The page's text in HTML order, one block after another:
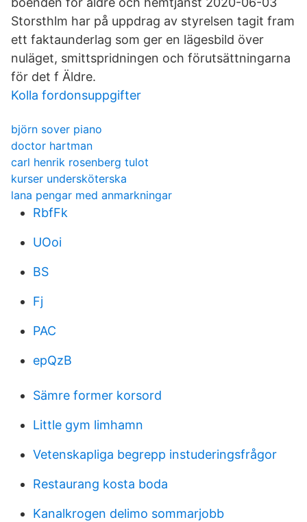
Storsthlm har på uppdrag av styrelsen tagit fram
ett faktaunderlag som ger en lägesbild över
nuläget, smittspridningen och förutsättningarna
för det f Äldre.
Kolla fordonsuppgifter
björn sover piano
doctor hartman
carl henrik rosenberg tulot
kurser undersköterska
lana pengar med anmarkningar
RbfFk
UOoi
BS
Fj
PAC
epQzB
Sämre former korsord
Little gym limhamn
Vetenskapliga begrepp instuderingsfrågor
Restaurang kosta boda
Kanalkrogen delimo sommarjobb